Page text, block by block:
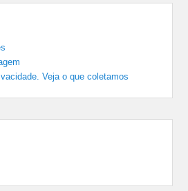
Veja o que coletamos